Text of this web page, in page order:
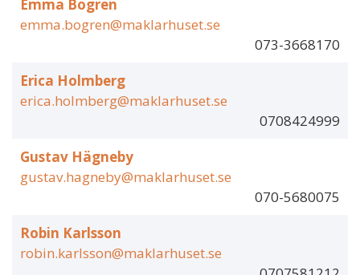
Emma Bogren
emma.bogren@maklarhuset.se
073-3668170
Erica Holmberg
erica.holmberg@maklarhuset.se
0708424999
Gustav Hägneby
gustav.hagneby@maklarhuset.se
070-5680075
Robin Karlsson
robin.karlsson@maklarhuset.se